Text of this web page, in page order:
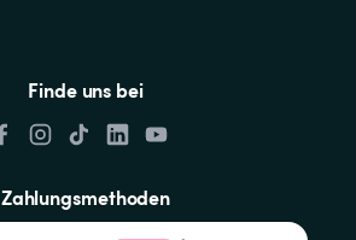
Finde uns bei
Zahlungsmethoden